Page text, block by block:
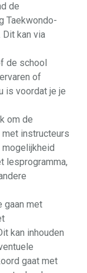
de
Taekwondo-
Dit kan via
de school
of
is voordat je je
om de
instructeurs
lesprogramma,
gaan met
kan inhouden
gaat met